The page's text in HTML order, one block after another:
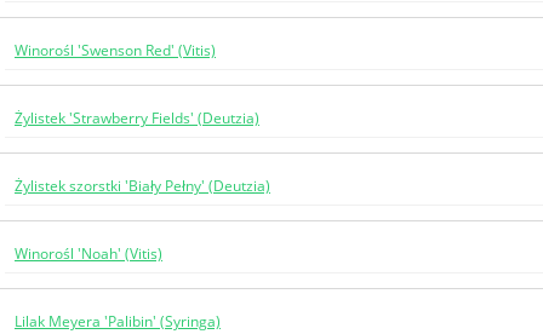
Winorośl 'Swenson Red' (Vitis)
Żylistek 'Strawberry Fields' (Deutzia)
Żylistek szorstki 'Biały Pełny' (Deutzia)
Winorośl 'Noah' (Vitis)
Lilak Meyera 'Palibin' (Syringa)